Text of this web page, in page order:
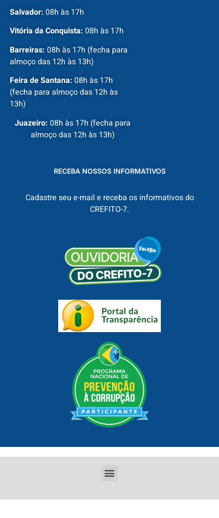
Salvador: 08h às 17h
Vitória da Conquista: 08h às 17h
Barreiras: 08h às 17h (fecha para
almoço das 12h às 13h)
Feira de Santana: 08h às 17h
(fecha para almoço das 12h às
13h)
Juazeiro: 08h às 17h (fecha para
almoço das 12h às 13h)
RECEBA NOSSOS INFORMATIVOS
Cadastre seu e-mail e receba os informativos do
CREFITO-7.